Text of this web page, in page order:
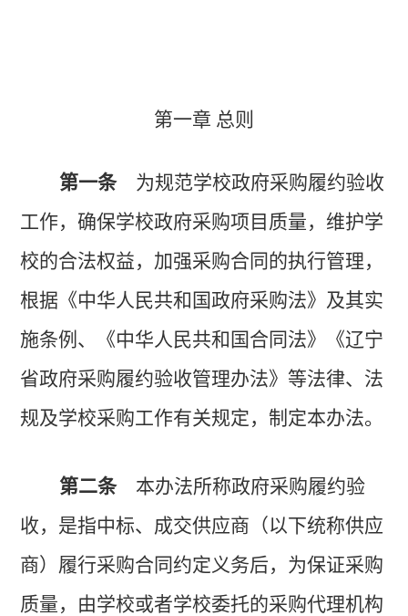
第一章 总则
第一条 为规范学校政府采购履约验收
工作，确保学校政府采购项目质量，维护学
校的合法权益，加强采购合同的执行管理，
根据《中华人民共和国政府采购法》及其实
施条例、《中华人民共和国合同法》《辽宁
省政府采购履约验收管理办法》等法律、法
规及学校采购工作有关规定，制定本办法。
第二条本办法所称政府采购履约验
收，是指中标、成交供应商（以下统称供应
商）履行采购合同约定义务后，为保证采购
质量，由学校或者学校委托的采购代理机构